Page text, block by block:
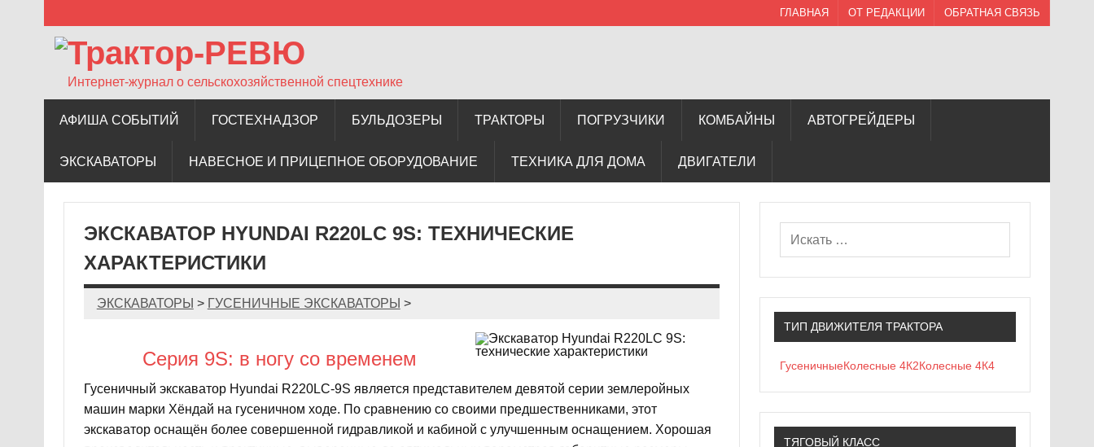
ОБРАТНАЯ СВЯЗЬ
ОТ РЕДАКЦИИ
ГЛАВНАЯ
Трактор-РЕВЮ
Интернет-журнал о сельскохозяйственной спецтехнике
АФИША СОБЫТИЙ ГОСТЕХНАДЗОР БУЛЬДОЗЕРЫ ТРАКТОРЫ ПОГРУЗЧИКИ КОМБАЙНЫ АВТОГРЕЙДЕРЫ
ЭКСКАВАТОРЫ НАВЕСНОЕ И ПРИЦЕПНОЕ ОБОРУДОВАНИЕ ТЕХНИКА ДЛЯ ДОМА ДВИГАТЕЛИ
ЭКСКАВАТОР HYUNDAI R220LC 9S: ТЕХНИЧЕСКИЕ
ХАРАКТЕРИСТИКИ
ЭКСКАВАТОРЫ > ГУСЕНИЧНЫЕ ЭКСКАВАТОРЫ >
Серия 9S: в ногу со временем
Гусеничный экскаватор Hyundai R220LC-9S является представителем девятой серии землеройных
машин марки Хёндай на гусеничном ходе. По сравнению со своими предшественниками, этот
экскаватор оснащён более совершенной гидравликой и кабиной с улучшенным оснащением. Хорошая
ТИП ДВИЖИТЕЛЯ ТРАКТОРА
ГусеничныеКолесные 4К2Колесные 4К4
ТЯГОВЫЙ КЛАСС